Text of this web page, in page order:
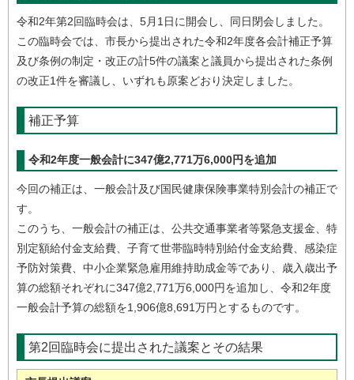
令和2年第2回臨時会は、5月1日に開会し、同日閉会しました。
この臨時会では、市長から提出された令和2年度各会計補正予算
及び条例の制定・改正の計5件の議案と議員から提出された条例
の改正1件を審議し、いずれも原案どおり決定しました。
補正予算
令和2年度一般会計に347億2,771万6,000円を追加
今回の補正は、一般会計及び国民健康保険事業特別会計の補正で
す。
このうち、一般会計の補正は、公共交通事業者等緊急支援金、特
別定額給付金支給費、子育て世帯臨時特別給付金支給費、感染症
予防対策費、中小企業緊急雇用維持助成金等であり、歳入歳出予
算の総額それぞれに347億2,771万6,000円を追加し、令和2年度
一般会計予算の総額を1,906億8,691万円とするものです。
第2回臨時会に提出された議案とその結果